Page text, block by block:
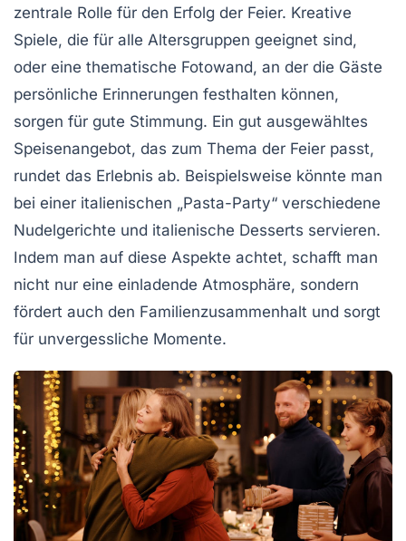
zentrale Rolle für den Erfolg der Feier. Kreative
Spiele, die für alle Altersgruppen geeignet sind,
oder eine thematische Fotowand, an der die Gäste
persönliche Erinnerungen festhalten können,
sorgen für gute Stimmung. Ein gut ausgewähltes
Speisenangebot, das zum Thema der Feier passt,
rundet das Erlebnis ab. Beispielsweise könnte man
bei einer italienischen „Pasta-Party“ verschiedene
Nudelgerichte und italienische Desserts servieren.
Indem man auf diese Aspekte achtet, schafft man
nicht nur eine einladende Atmosphäre, sondern
fördert auch den Familienzusammenhalt und sorgt
für unvergessliche Momente.